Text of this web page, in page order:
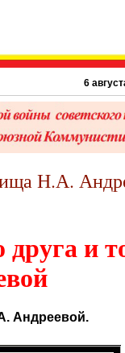
6 августа 1945 г. –
Н.А.
друга и
Андреевой.